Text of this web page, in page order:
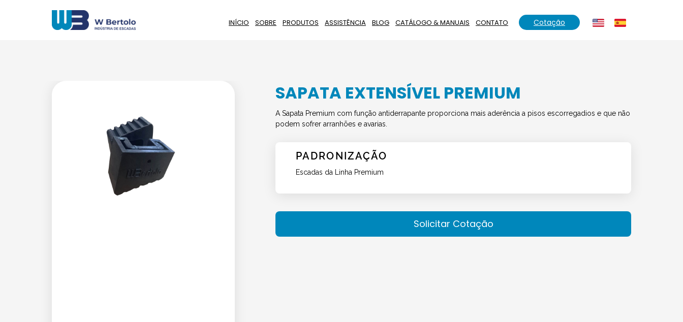
INÍCIO SOBRE PRODUTOS ASSISTÊNCIA BLOG CATÁLOGO & MANUAIS CONTATO Cotação
SAPATA EXTENSÍVEL PREMIUM
A Sapata Premium com função antiderrapante proporciona mais aderência a pisos escorregadios e que não
podem sofrer arranhões e avarias.
PADRONIZAÇÃO
Escadas da Linha Premium
Solicitar Cotação